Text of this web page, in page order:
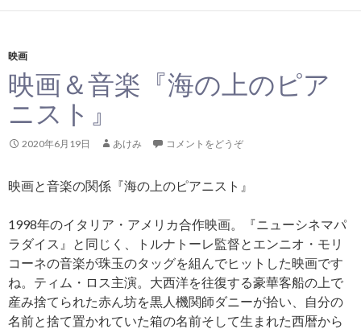
映画
映画＆音楽『海の上のピア
ニスト』
2020年6月19日 あけみ コメントをどうぞ
映画と音楽の関係『海の上のピアニスト』
1998年のイタリア・アメリカ合作映画。『ニューシネマパ
ラダイス』と同じく、トルナトーレ監督とエンニオ・モリ
コーネの音楽が珠玉のタッグを組んでヒットした映画です
ね。ティム・ロス主演。大西洋を往復する豪華客船の上で
産み捨てられた赤ん坊を黒人機関師ダニーが拾い、自分の
名前と捨て置かれていた箱の名前そして生まれた西暦から